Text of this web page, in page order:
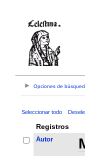
Opciones de
Seleccionar todo
Registros
Autor